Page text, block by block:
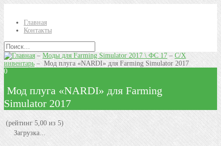
Главная
Контакты
–Моды для Farming Simulator 2017 \ ФС 17– С/Х
инвентарь – Мод плуга «NARDI» для Farming Simulator 2017
0
Мод плуга «NARDI» для Farming
Simulator 2017
(рейтинг 5,00 из 5)
Загрузка...